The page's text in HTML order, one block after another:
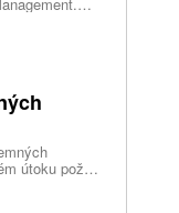
162
útoku požár